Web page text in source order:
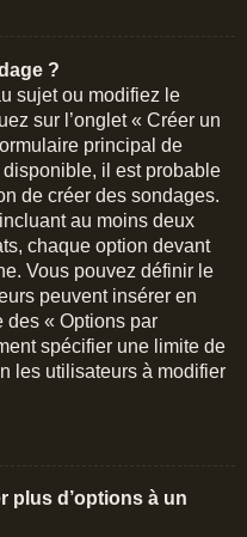
?
sujet ou modifiez le
sur l’onglet « Créer un
principal de
disponible, il est probable
de créer des sondages.
au moins deux
chaque option devant
Vous pouvez définir le
peuvent insérer en
des « Options par
spécifier une limite de
les utilisateurs à modifier
plus d’options à un